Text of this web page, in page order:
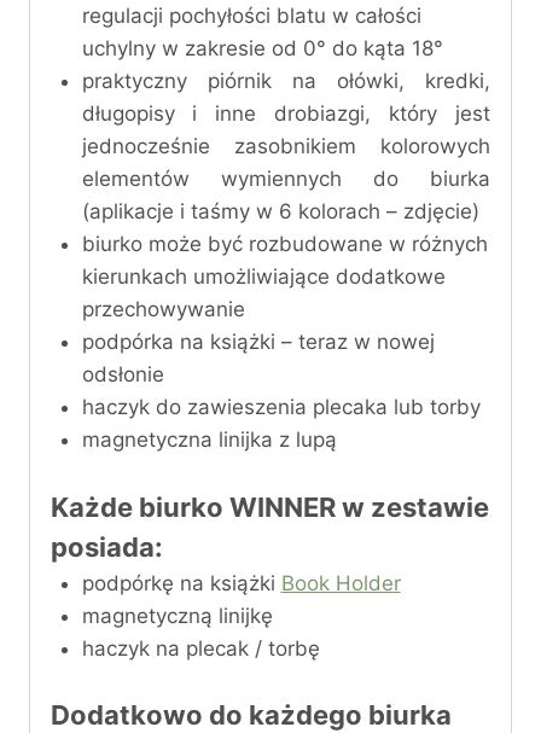
regulacji pochyłości blatu w całości
uchylny w zakresie od 0° do kąta 18°
praktyczny piórnik na ołówki, kredki,
długopisy i inne drobiazgi, który jest
jednocześnie zasobnikiem kolorowych
elementów wymiennych do biurka
(aplikacje i taśmy w 6 kolorach – zdjęcie)
biurko może być rozbudowane w różnych
kierunkach umożliwiające dodatkowe
przechowywanie
podpórka na książki – teraz w nowej
odsłonie
haczyk do zawieszenia plecaka lub torby
magnetyczna linijka z lupą
Każde biurko WINNER w zestawie
posiada:
podpórkę na książki Book Holder
magnetyczną linijkę
haczyk na plecak / torbę
Dodatkowo do każdego biurka